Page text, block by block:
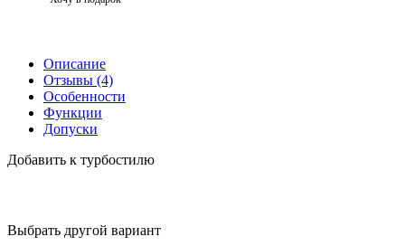
Описание
Отзывы (4)
Особенности
Функции
Допуски
Добавить к турбостилю
Выбрать другой вариант